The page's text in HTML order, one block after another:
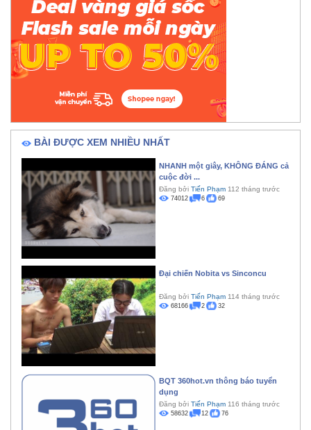
BÀI ĐƯỢC XEM NHIỀU NHẤT
NHANH một giây, KHÔNG ĐÁNG cả
cuộc đời ...
Đăng bởi Tiến Phạm 112 tháng trước
74012 6 69
Đại chiến Nobita vs Sinconcu
Đăng bởi Tiến Phạm 114 tháng trước
68166 2 32
BQT 360hot.vn thông báo tuyển
dụng
Đăng bởi Tiến Phạm 116 tháng trước
58632 12 76